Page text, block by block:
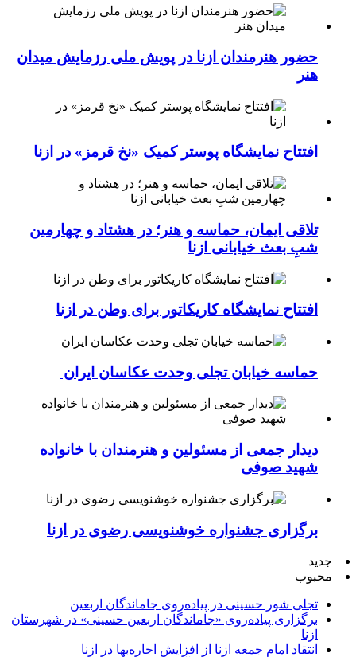
حضور هنرمندان ازنا در پویش ملی رزمایش میدان
هنر
افتتاح نمایشگاه پوستر کمیک «نخ قرمز» در ازنا
تلاقی ایمان، حماسه و هنر؛ در هشتاد و چهارمین
شبِ بعث خیابانی ازنا
افتتاح نمایشگاه کاریکاتور برای وطن در ازنا
حماسه خیابان تجلی وحدت عکاسان ایران
دیدار جمعی از مسئولین و هنرمندان با خانواده
شهید صوفی
برگزاری جشنواره خوشنویسی رضوی در ازنا
جدید
محبوب
تجلی شور حسینی در پیاده‌روی جاماندگان اربعین
برگزاری پیاده‌روی «جاماندگان اربعین حسینی» در شهرستان
ازنا
انتقاد امام جمعه ازنا از افزایش اجاره‌بها در ازنا